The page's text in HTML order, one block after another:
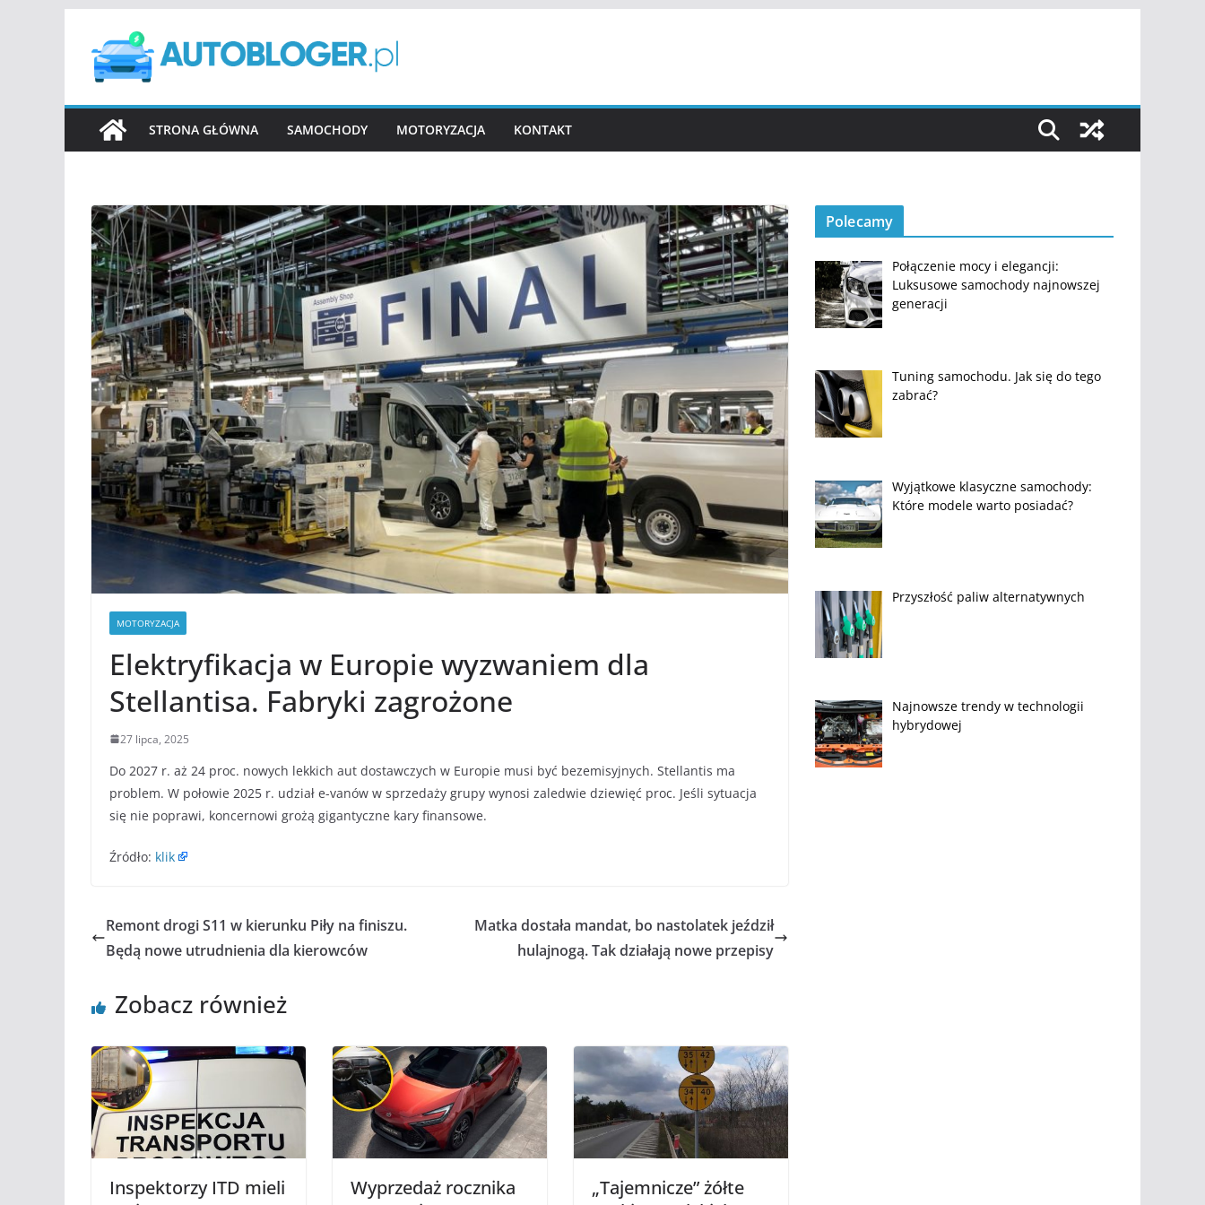
treści
STRONA GŁÓWNA SAMOCHODY MOTORYZACJA KONTAKT
MOTORYZACJA
Elektryfikacja w Europie wyzwaniem dla
Stellantisa. Fabryki zagrożone
27 lipca, 2025
Do 2027 r. aż 24 proc. nowych lekkich aut dostawczych w Europie musi być bezemisyjnych. Stellantis ma
problem. W połowie 2025 r. udział e-vanów w sprzedaży grupy wynosi zaledwie dziewięć proc. Jeśli sytuacja
się nie poprawi, koncernowi grożą gigantyczne kary finansowe.
Źródło: klik
Remont drogi S11 w kierunku Piły na finiszu.
Będą nowe utrudnienia dla kierowców
Matka dostała mandat, bo nastolatek jeździł
hulajnogą. Tak działają nowe przepisy
Zobacz również
Inspektorzy ITD mieli
Wyprzedaż rocznika
„Tajemnicze” żółte
Polecamy
Połączenie mocy i elegancji:
Luksusowe samochody najnowszej
generacji
Tuning samochodu. Jak się do tego
zabrać?
Wyjątkowe klasyczne samochody:
Które modele warto posiadać?
Przyszłość paliw alternatywnych
Najnowsze trendy w technologii
hybrydowej